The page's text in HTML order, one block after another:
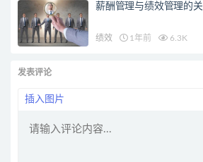
薪酬管理与绩效管理的
绩效 1年前 6.3K
发表评论
插入图片